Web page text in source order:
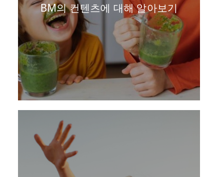
BM의 컨텐츠에 대해 알아보기